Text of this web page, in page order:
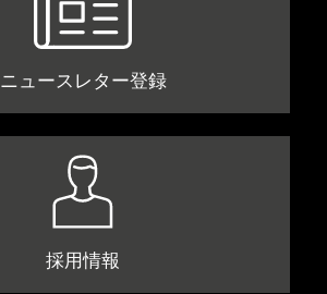
ニュースレター登録
採用情報